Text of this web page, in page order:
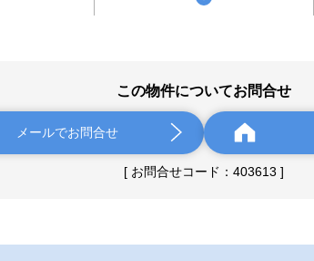
この物件についてお問合せ
メールでお問合せ
[ お問合せコード：403613 ]